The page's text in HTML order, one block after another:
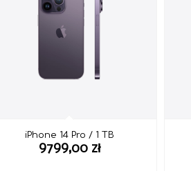
iPhone 14 Pro / 1 TB
9799,00 zł